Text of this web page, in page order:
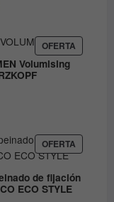
es:
OFERTA
EN
Volumising
OFERTA
EN
de fijación
ECO STYLE